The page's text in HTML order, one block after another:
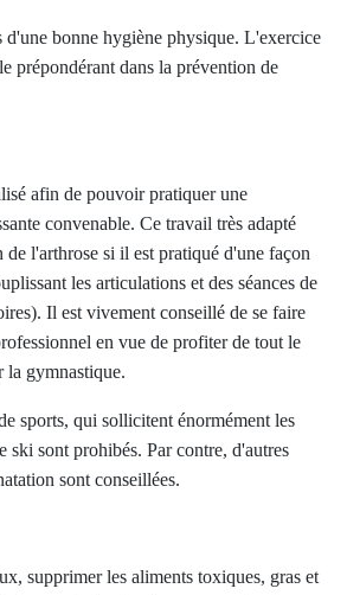
d'une bonne hygiène physique. L'exercice
prépondérant dans la prévention de
afin de pouvoir pratiquer une
convenable. Ce travail très adapté
l'arthrose si il est pratiqué d'une façon
les articulations et des séances de
Il est vivement conseillé de se faire
en vue de profiter de tout le
la gymnastique.
sports, qui sollicitent énormément les
ski sont prohibés. Par contre, d'autres
sont conseillées.
supprimer les aliments toxiques, gras et